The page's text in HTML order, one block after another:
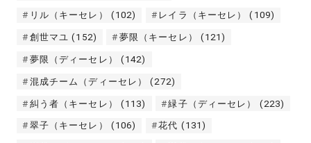
リル（キーセレ） (102) レイラ（キーセレ） (109)
創世マユ (152) 夢限（キーセレ） (121)
夢限（ディーセレ） (142)
混成チーム（ディーセレ） (272)
糾う者（キーセレ） (113) 緑子（ディーセレ） (223)
翠子（キーセレ） (106) 花代 (131)